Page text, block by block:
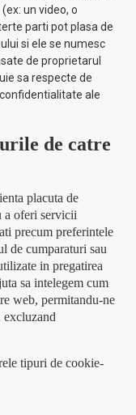
un video, o
parti pot plasa de
si ele se numesc
de proprietarul
sa respecte de
ale
de catre
placuta de
a oferi servicii
precum preferintele
de cumparaturi sau
in pregatirea
sa intelegem cum
web, permitandu-ne
tipuri de cookie-